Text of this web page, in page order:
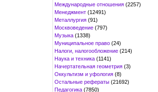
Международные отношения (2257)
Менеджмент (12491)
Металлургия (91)
Москвоведение (797)
Музыка (1338)
Муниципальное право (24)
Налоги, налогообложение (214)
Наука и техника (1141)
Начертательная геометрия (3)
Оккультизм и уфология (8)
Остальные рефераты (21692)
Педагогика (7850)